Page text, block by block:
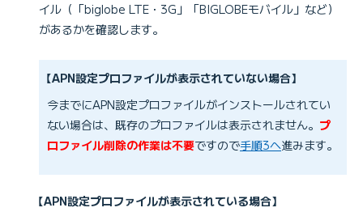
イル（「biglobe LTE・3G」「BIGLOBEモバイル」など）
があるかを確認します。
【APN設定プロファイルが表示されていない場合】
今までにAPN設定プロファイルがインストールされてい
ない場合は、既存のプロファイルは表示されません。 プ
ロファイル削除の作業は不要ですので手順3へ進みます。
【APN設定プロファイルが表示されている場合】